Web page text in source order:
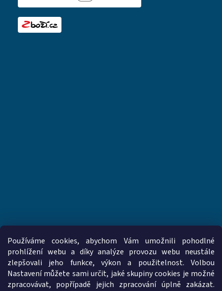
Používáme cookies, abychom Vám umožnili pohodlné
prohlížení webu a díky analýze provozu webu neustále
zlepšovali jeho funkce, výkon a použitelnost. Volbou
Nastavení můžete sami určit, jaké skupiny cookies je možné
zpracovávat, popřípadě jejich zpracování úplně zakázat.
www.vzduchotechnika-ventilatory.cz www.palmat.cz